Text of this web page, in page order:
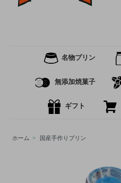
名物プリン
無添加焼菓子
ギフト
ホーム > 国産手作りプリン